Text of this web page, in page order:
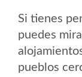
Si tienes
puedes
pueblos